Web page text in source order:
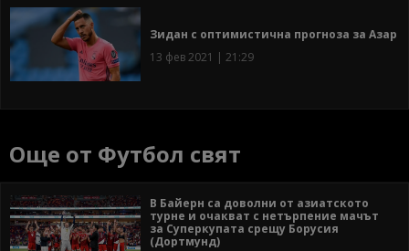
Зидан с оптимистична прогноза за Азар
13 фев 2021 | 21:29
Още от Футбол свят
В Байерн са доволни от азиатското
турне и очакват с нетърпение мачът
за Суперкупата срещу Борусия
(Дортмунд)